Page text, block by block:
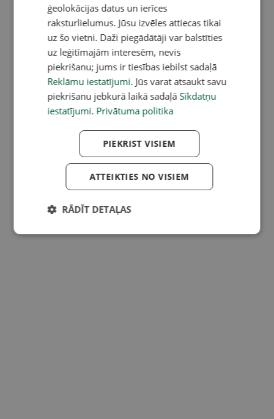
ģeolokācijas datus un ierīces
raksturlielumus. Jūsu izvēles attiecas tikai
uz šo vietni. Daži piegādātāji var balstīties
uz leģitīmajām interesēm, nevis
piekrišanu; jums ir tiesības iebilst sadaļā
Reklāmu iestatījumi. Jūs varat atsaukt savu
piekrišanu jebkurā laikā sadaļā Sīkdatņu
iestatījumi. Privātuma politika
PIEKRIST VISIEM
ATTEIKTIES NO VISIEM
RĀDĪT DETAĻAS